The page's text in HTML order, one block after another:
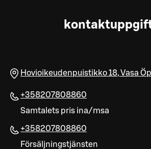
Hovioikeudenpuistikko 18,Vasa
+358207808860
Samtalets pris ina/msa
+358207808860
Försäljningstjänsten